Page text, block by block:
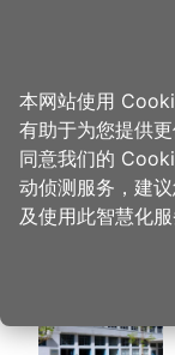
首页 > 想去的地方 >
大三
本网站使用
有助于为您提供
同意我们的
动侦测服务，建
及使用此智慧化服